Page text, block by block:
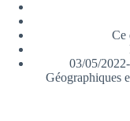
Ce
03/05/
Géographiques